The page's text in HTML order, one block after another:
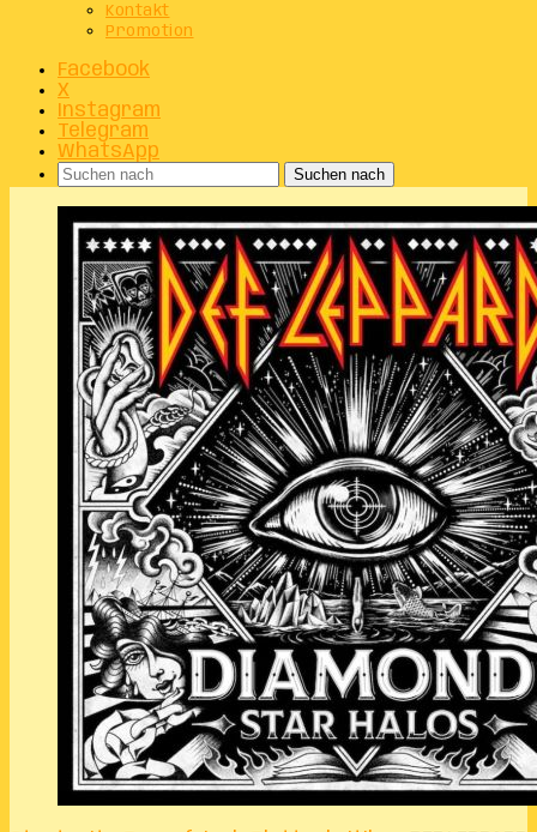
Kontakt
Promotion
Facebook
X
Instagram
Telegram
WhatsApp
Suchen nach